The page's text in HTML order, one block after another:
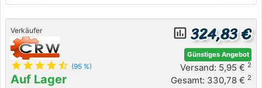
Verkäufer
star star star star star_half (95 %)
Auf Lager
insert_chart_outlined 324,83 €
Günstiges Angebot
Versand: 5,95 € 2
Gesamt: 330,78 € 2